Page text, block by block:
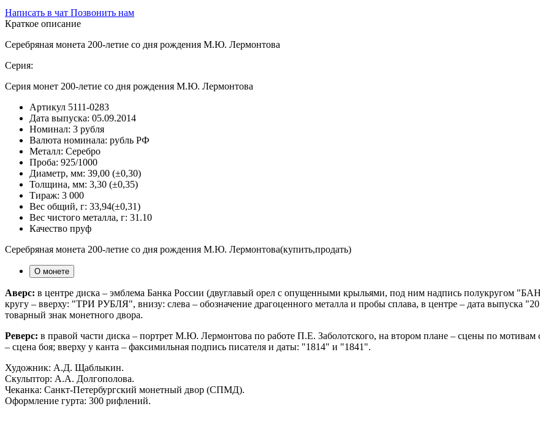
Написать в чат Позвонить нам
Краткое описание
Серебряная монета 200-летие со дня рождения М.Ю. Лермонтова
Серия:
Серия монет 200-летие со дня рождения М.Ю. Лермонтова
Артикул 5111-0283
Дата выпуска: 05.09.2014
Номинал: 3 рубля
Валюта номинала: рубль РФ
Металл: Серебро
Проба: 925/1000
Диаметр, мм: 39,00 (±0,30)
Толщина, мм: 3,30 (±0,35)
Тираж: 3 000
Вес общий, г: 33,94(±0,31)
Вес чистого металла, г: 31.10
Качество пруф
Серебряная монета 200-летие со дня рождения М.Ю. Лермонтова(купить,продать)
О монете
Аверс: в центре диска – эмблема Банка России (двуглавый орел с опущенными крыльями, под ним надпись полукругом
кругу – вверху: "ТРИ РУБЛЯ", внизу: слева – обозначение драгоценного металла и пробы сплава, в центре – дата выпуска
товарный знак монетного двора.
Реверс: в правой части диска – портрет М.Ю. Лермонтова по работе П.Е. Заболотского, на втором плане – сцены по
– сцена боя; вверху у канта – факсимильная подпись писателя и даты: "1814" и "1841".
Художник: А.Д. Щаблыкин.
Скульптор: А.А. Долгополова.
Чеканка: Санкт-Петербургский монетный двор (СПМД).
Оформление гурта: 300 рифлений.